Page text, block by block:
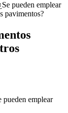
pueden emplear
pavimentos?
emplear